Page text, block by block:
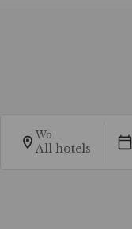
Wo
All hotels